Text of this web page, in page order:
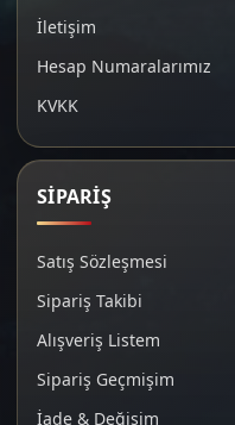
İletişim
Hesap Numaralarımız
KVKK
SİPARİŞ
Satış Sözleşmesi
Sipariş Takibi
Alışveriş Listem
Sipariş Geçmişim
İade & Değişim